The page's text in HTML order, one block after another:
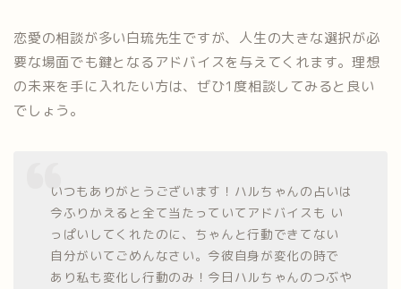
恋愛の相談が多い白琉先生ですが、人生の大きな選択が必
要な場面でも鍵となるアドバイスを与えてくれます。理想
の未来を手に入れたい方は、ぜひ1度相談してみると良い
でしょう。
いつもありがとうございます！ハルちゃんの占いは
今ふりかえると全て当たっていてアドバイスも い
っぱいしてくれたのに、ちゃんと行動できてない
自分がいてごめんなさい。今彼自身が変化の時で
あり私も変化し行動のみ！今日ハルちゃんのつぶや